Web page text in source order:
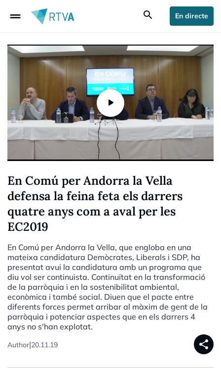
drag_handle search En directe
En Comú per Andorra la Vella
defensa la feina feta els darrers
quatre anys com a aval per les
EC2019
En Comú per Andorra la Vella, que engloba en una
mateixa candidatura Demòcrates, Liberals i SDP, ha
presentat avui la candidatura amb un programa que
diu vol ser continuista. Continuïtat en la transformació
de la parròquia i en la sostenibilitat ambiental,
econòmica i també social. Diuen que el pacte entre
diferents forces permet arribar al màxim de gent de la
parròquia i potenciar aspectes que en els darrers 4
anys no s'han explotat.
Author|20.11.19 share